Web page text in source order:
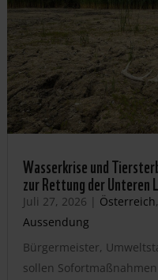
Wasserkrise und
zur Rettung der Unteren
Juli 27, 2026 | Österreich,
Aussendung
Bürgermeister,
sollen